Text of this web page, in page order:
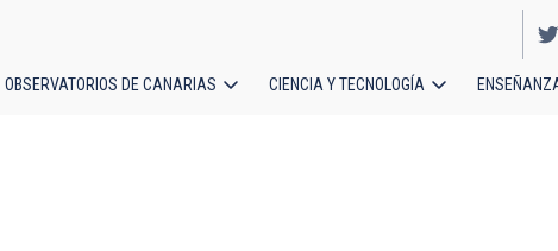
OBSERVATORIOS DE CANARIAS CIENCIA Y TECNOLOGÍA